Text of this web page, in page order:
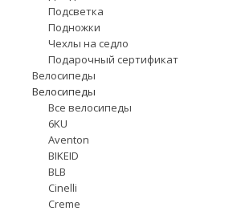
Подсветка
Подножки
Чехлы на седло
Подарочный сертификат
Велосипеды
Велосипеды
Все велосипеды
6KU
Aventon
BIKEID
BLB
Cinelli
Creme